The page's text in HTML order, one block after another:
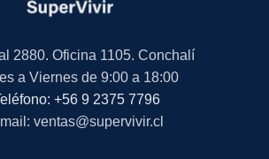
2880. Oficina 1105. Conchalí
a Viernes de 9:00 a 18:00
+56 9 2375 7796
ventas@supervivir.cl